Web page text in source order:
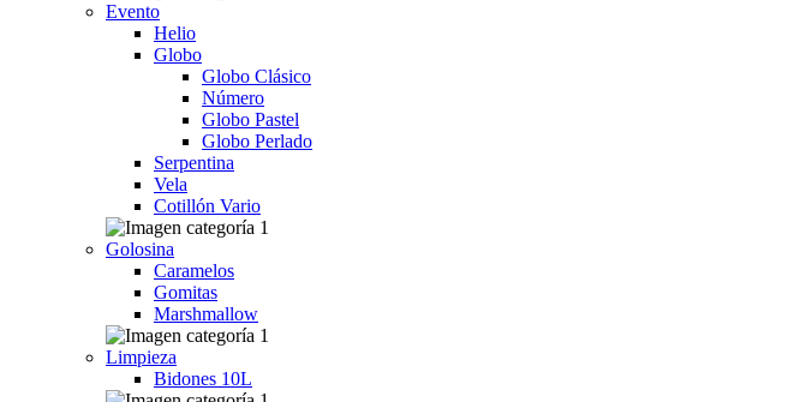
Evento
Helio
Globo
Globo Clásico
Número
Globo Pastel
Globo Perlado
Serpentina
Vela
Cotillón Vario
Golosina
Caramelos
Gomitas
Marshmallow
Limpieza
Bidones 10L